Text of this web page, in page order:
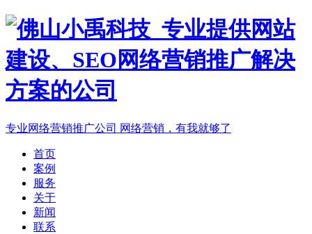
专业网络营销推广公司 网络营销，有我就够了
首页
案例
服务
关于
新闻
联系